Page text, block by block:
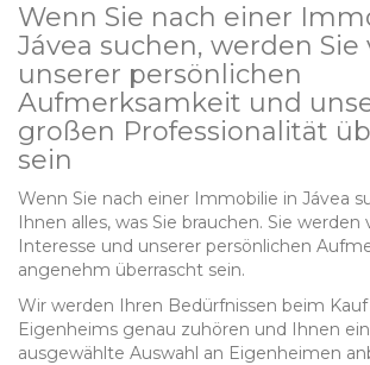
Wenn Sie nach einer
Jávea suchen, werden Sie
unserer persönlichen
Aufmerksamkeit und
großen Professionalität
sein
Wenn Sie nach einer Immobilie in Jávea
Ihnen alles, was Sie brauchen. Sie
Interesse und unserer persönlichen
angenehm überrascht sein.
Wir werden Ihren Bedürfnissen beim
Eigenheims genau zuhören und Ihnen
ausgewählte Auswahl an Eigenheimen